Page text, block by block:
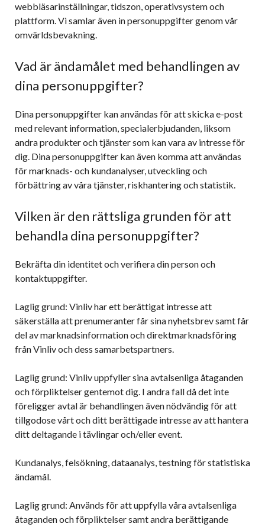
webbläsarinställningar, tidszon, operativsystem och
plattform. Vi samlar även in personuppgifter genom vår
omvärldsbevakning.
Vad är ändamålet med behandlingen av
dina personuppgifter?
Dina personuppgifter kan användas för att skicka e-post
med relevant information, specialerbjudanden, liksom
andra produkter och tjänster som kan vara av intresse för
dig. Dina personuppgifter kan även komma att användas
för marknads- och kundanalyser, utveckling och
förbättring av våra tjänster, riskhantering och statistik.
Vilken är den rättsliga grunden för att
behandla dina personuppgifter?
Bekräfta din identitet och verifiera din person och
kontaktuppgifter.
Laglig grund: Vinliv har ett berättigat intresse att
säkerställa att prenumeranter får sina nyhetsbrev samt får
del av marknadsinformation och direktmarknadsföring
från Vinliv och dess samarbetspartners.
Laglig grund: Vinliv uppfyller sina avtalsenliga åtaganden
och förpliktelser gentemot dig. I andra fall då det inte
föreligger avtal är behandlingen även nödvändig för att
tillgodose vårt och ditt berättigade intresse av att hantera
ditt deltagande i tävlingar och/eller event.
Kundanalys, felsökning, dataanalys, testning för statistiska
ändamål.
Laglig grund: Används för att uppfylla våra avtalsenliga
åtaganden och förpliktelser samt andra berättigande